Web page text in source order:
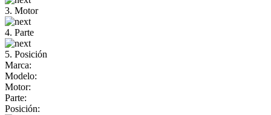
3. Motor
4. Parte
5. Posición
Marca:
Modelo:
Motor:
Parte:
Posición: